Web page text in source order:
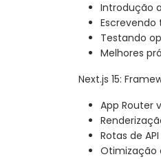
Introdução
Testando
Melhores
Next.js 15:
App Router
Rotas de
Otimização